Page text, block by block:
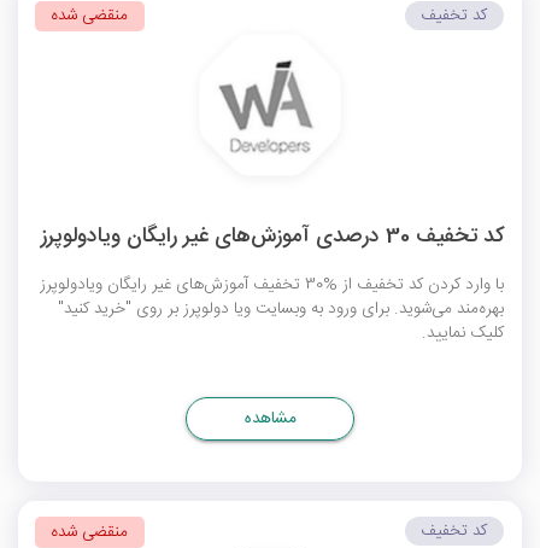
کد تخفیف 30 درصدی آموزش‌های غیر رایگان ویادولوپرز
با وارد کردن کد تخفیف از %30 تخفیف آموزش‌های غیر رایگان ویادولوپرز
بهره‌مند می‌شوید. برای ورود به وبسایت ویا دولوپرز بر روی "خرید کنید"
کلیک نمایید.
کد تخفیف منقضی شده
مشاهده
کد تخفیف منقضی شده